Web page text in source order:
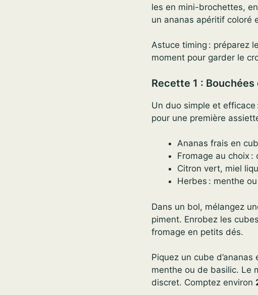
les en mini-brochettes,
un ananas apéritif coloré
Astuce timing : préparez
moment pour garder le
Recette 1 : Bouchées
Un duo simple et
pour une première
Ananas frais en
Fromage au choix
Citron vert, miel
Herbes : menthe
Dans un bol, mélangez
piment. Enrobez les
fromage en petits dés.
Piquez un cube
menthe ou de basilic. Le
discret. Comptez environ